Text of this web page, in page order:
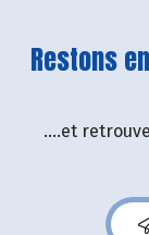
Restons
....et